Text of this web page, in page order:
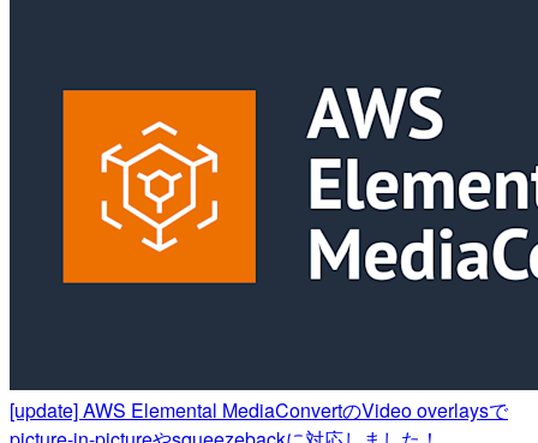
[update] AWS Elemental MediaConvertのVideo overlaysで